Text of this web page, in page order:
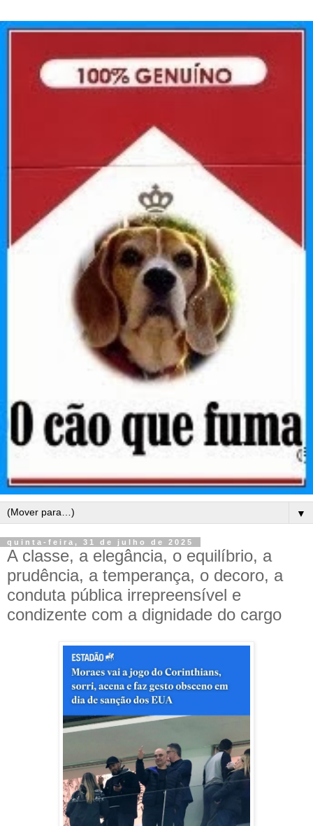
▼
quinta-feira, 31 de julho de 2025
A classe, a elegância, o equilíbrio, a
prudência, a temperança, o decoro, a
conduta pública irrepreensível e
condizente com a dignidade do cargo